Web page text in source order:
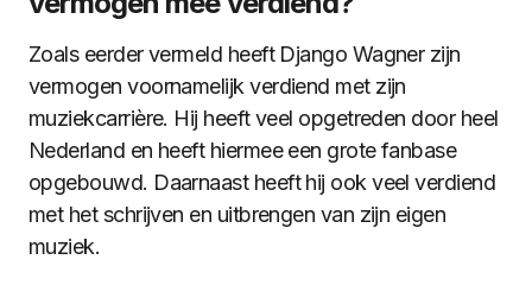
Zoals eerder vermeld heeft Django Wagner zijn
vermogen voornamelijk verdiend met zijn
muziekcarrière. Hij heeft veel opgetreden door heel
Nederland en heeft hiermee een grote fanbase
opgebouwd. Daarnaast heeft hij ook veel verdiend
met het schrijven en uitbrengen van zijn eigen
muziek.